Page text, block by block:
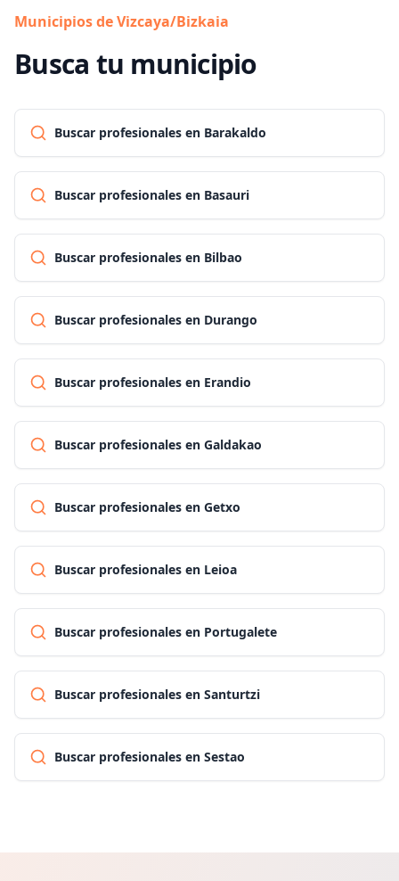
Municipios de Vizcaya/Bizkaia
Busca tu municipio
Buscar profesionales en Barakaldo
Buscar profesionales en Basauri
Buscar profesionales en Bilbao
Buscar profesionales en Durango
Buscar profesionales en Erandio
Buscar profesionales en Galdakao
Buscar profesionales en Getxo
Buscar profesionales en Leioa
Buscar profesionales en Portugalete
Buscar profesionales en Santurtzi
Buscar profesionales en Sestao